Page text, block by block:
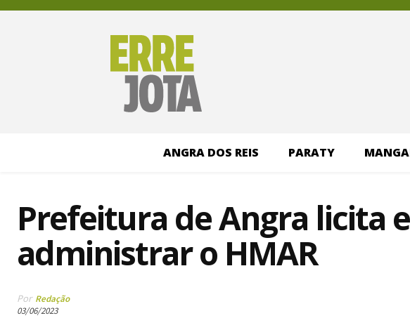
ANGRA DOS REIS PARATY
Prefeitura de Angra licita
administrar o HMAR
Por Redação
03/06/2023